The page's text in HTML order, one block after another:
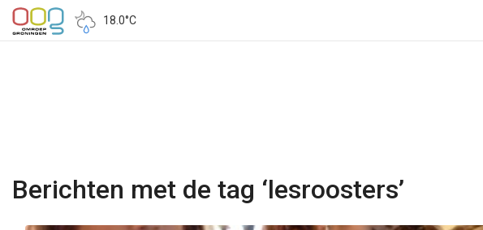
18.0°C
Berichten met de tag ‘lesroosters’